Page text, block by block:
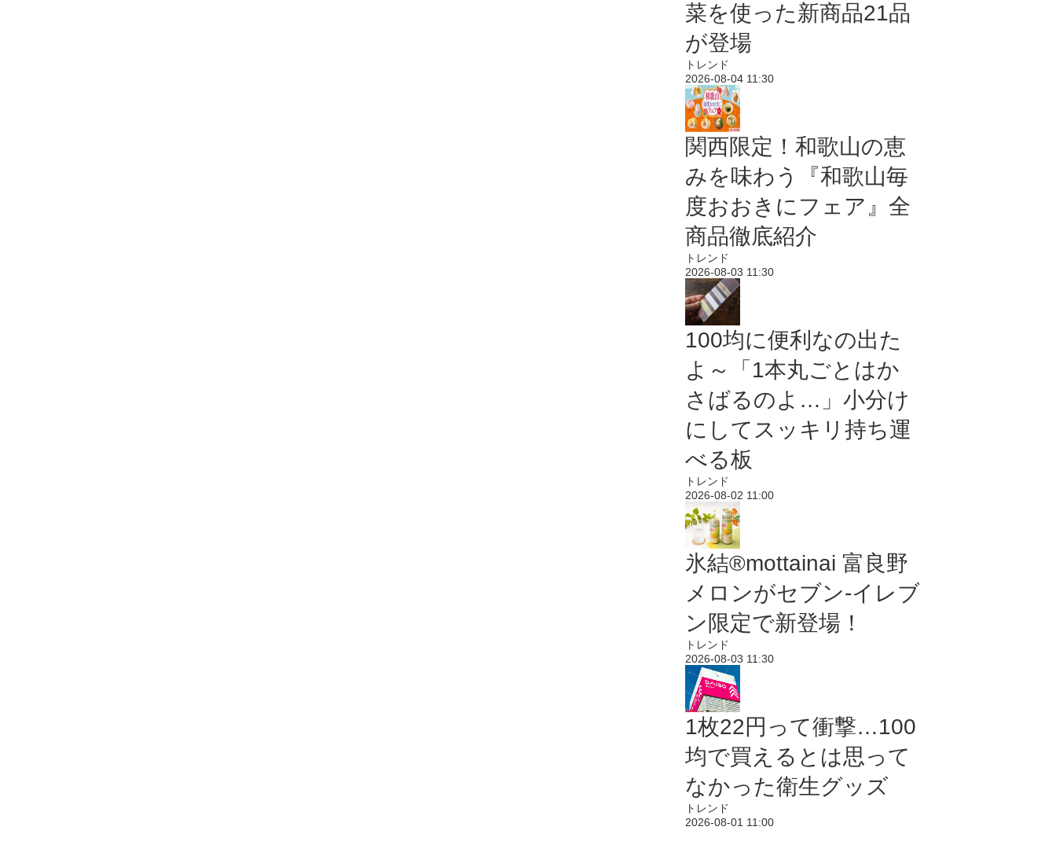
菜を使った新商品21品
が登場
トレンド
2026-08-04 11:30
関西限定！和歌山の恵
みを味わう『和歌山毎
度おおきにフェア』全
商品徹底紹介
トレンド
2026-08-03 11:30
100均に便利なの出た
よ～「1本丸ごとはか
さばるのよ…」小分け
にしてスッキリ持ち運
べる板
トレンド
2026-08-02 11:00
氷結®mottainai 富良野
メロンがセブン‐イレブ
ン限定で新登場！
トレンド
2026-08-03 11:30
1枚22円って衝撃…100
均で買えるとは思って
なかった衛生グッズ
トレンド
2026-08-01 11:00